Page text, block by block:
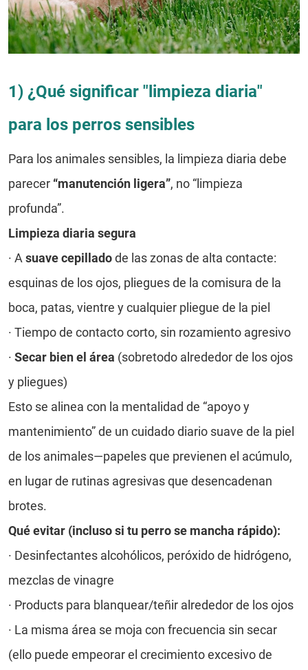
1) ¿Qué significar "limpieza diaria"
para los perros sensibles
Para los animales sensibles, la limpieza diaria debe
parecer “manutención ligera”, no “limpieza
profunda”.
Limpieza diaria segura
· Asuave cepilladode las zonas de alta contacte:
esquinas de los ojos, pliegues de la comisura de la
boca, patas, vientre y cualquier pliegue de la piel
· Tiempo de contacto corto, sin rozamiento agresivo
· Secar bien el área (sobretodo alrededor de los ojos
y pliegues)
Esto se alinea con la mentalidad de “apoyo y
mantenimiento” de un cuidado diario suave de la piel
de los animales—papeles que previenen el acúmulo,
en lugar de rutinas agresivas que desencadenan
brotes.
Qué evitar (incluso si tu perro se mancha rápido):
· Desinfectantes alcohólicos, peróxido de hidrógeno,
mezclas de vinagre
· Products para blanquear/teñir alrededor de los ojos
· La misma área se moja con frecuencia sin secar
(ello puede empeorar el crecimiento excesivo de